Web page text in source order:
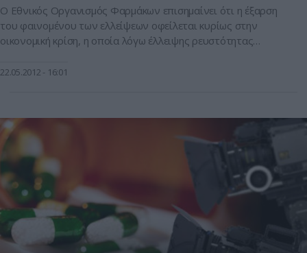
Ο Εθνικός Οργανισμός Φαρμάκων επισημαίνει ότι η έξαρση
του φαινομένου των ελλείψεων οφείλεται κυρίως στην
οικονομική κρίση, η οποία λόγω έλλειψης ρευστότητας
– φαρμακαποθήκες και φαρμακεία.Εκτός όμως από τα
Πανελλήνιου Φαρμακευτικού Συλλόγου […]
22.05.2012 16:01